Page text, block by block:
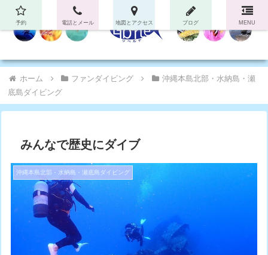
ホーム ファンダイビング
沖縄本島北部・水納島・瀬
底島ダイビング
みんなで歴史にダイブ
沖縄本島北部・水納島・瀬底島ダイビング
予約 電話とメール 地図とアクセス ブログ MENU